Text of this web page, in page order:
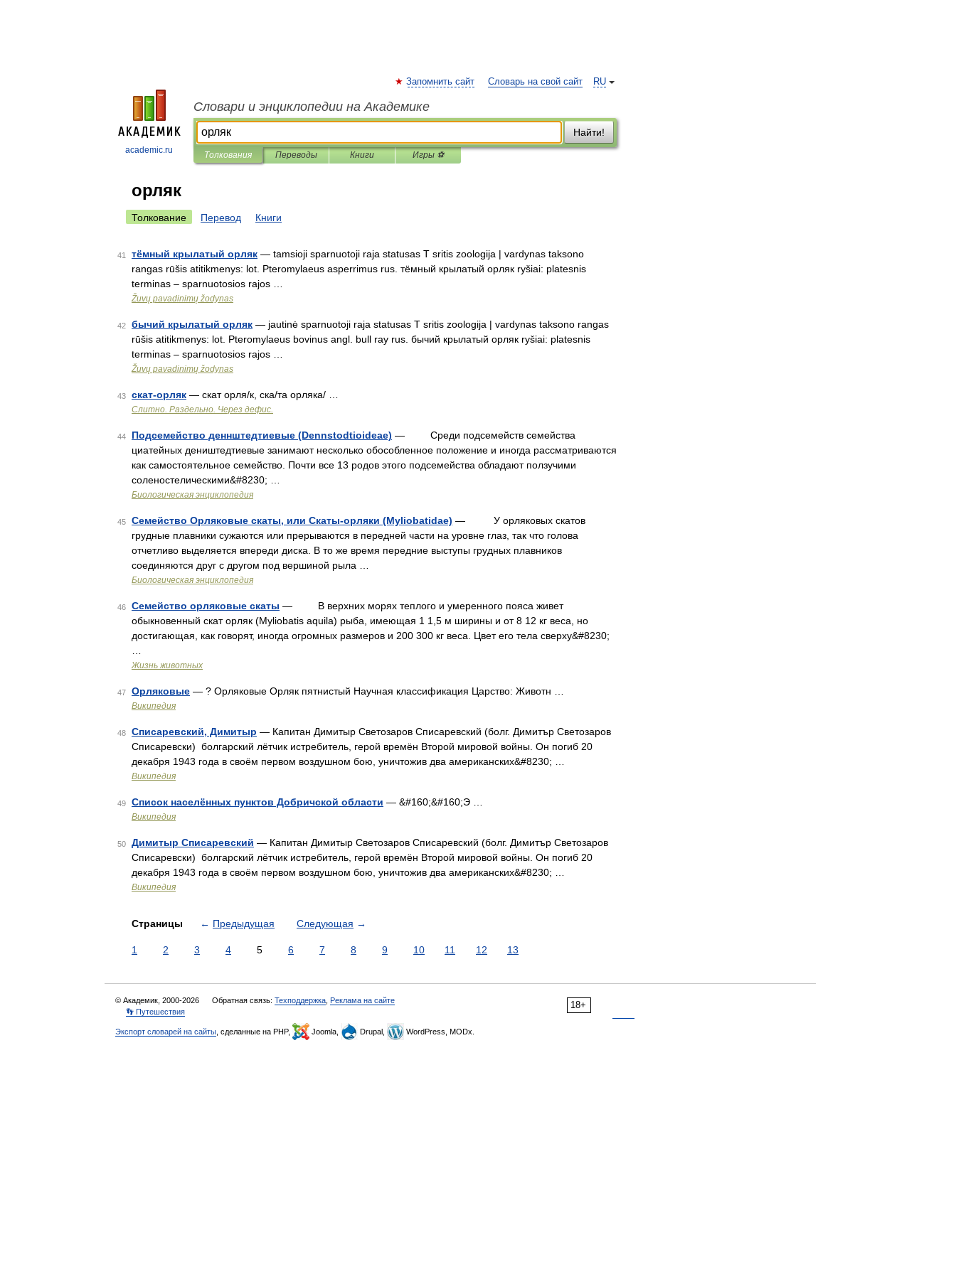
academic.ru
RU
Запомнить сайт Словарь на свой сайт
Словари и энциклопедии на Академике
Найти!
Толкования Переводы Книги Игры ⚽
орляк
Толкование Перевод Книги
41 тёмный крылатый орляк — tamsioji sparnuotoji raja statusas T sritis zoologija | vardynas taksono
rangas rūšis atitikmenys: lot. Pteromylaeus asperrimus rus. тёмный крылатый орляк ryšiai: platesnis
terminas – sparnuotosios rajos …
Žuvų pavadinimų žodynas
42 бычий крылатый орляк — jautinė sparnuotoji raja statusas T sritis zoologija | vardynas taksono rangas
rūšis atitikmenys: lot. Pteromylaeus bovinus angl. bull ray rus. бычий крылатый орляк ryšiai: platesnis
terminas – sparnuotosios rajos …
Žuvų pavadinimų žodynas
43 скат-орляк — скат орля/к, ска/та орляка/ …
Слитно. Раздельно. Через дефис.
44 Подсемейство деннштедтиевые (Dennstodtioideae) — Среди подсемейств семейства
циатейных деништедтиевые занимают несколько обособленное положение и иногда рассматриваются
как самостоятельное семейство. Почти все 13 родов этого подсемейства обладают ползучими
соленостелическими&#8230; …
Биологическая энциклопедия
45 Семейство Орляковые скаты, или Скаты-орляки (Myliobatidae) — У орляковых скатов
грудные плавники сужаются или прерываются в передней части на уровне глаз, так что голова
отчетливо выделяется впереди диска. В то же время передние выступы грудных плавников
соединяются друг с другом под вершиной рыла …
Биологическая энциклопедия
46 Семейство орляковые скаты — В верхних морях теплого и умеренного пояса живет
обыкновенный скат орляк (Myliobatis aquila) рыба, имеющая 1 1,5 м ширины и от 8 12 кг веса, но
достигающая, как говорят, иногда огромных размеров и 200 300 кг веса. Цвет его тела сверху&#8230;
Жизнь животных
47 Орляковые — ? Орляковые Орляк пятнистый Научная классификация Царство: Животн …
Википедия
48 Списаревский, Димитыр — Капитан Димитыр Светозаров Списаревский (болг. Димитър Светозаров
Списаревски) болгарский лётчик истребитель, герой времён Второй мировой войны. Он погиб 20
декабря 1943 года в своём первом воздушном бою, уничтожив два американских&#8230; …
Википедия
49 Список населённых пунктов Добричской области — &#160;&#160;Э …
Википедия
50 Димитыр Списаревский — Капитан Димитыр Светозаров Списаревский (болг. Димитър Светозаров
Списаревски) болгарский лётчик истребитель, герой времён Второй мировой войны. Он погиб 20
декабря 1943 года в своём первом воздушном бою, уничтожив два американских&#8230; …
Википедия
Страницы ← Предыдущая Следующая →
1 2 3 4 5 6 7 8 9 10 11 12 13
18+
© Академик, 2000-2026 Обратная связь: Техподдержка Реклама на сайте
👣 Путешествия
Экспорт словарей на сайты , сделанные на PHP, Joomla, Drupal, WordPress, MODx.